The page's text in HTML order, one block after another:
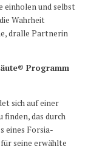
einholen und selbst
Wahrheit
dralle Partnerin
Programm
sich auf einer
das durch
eines Forsia-
seine erwählte